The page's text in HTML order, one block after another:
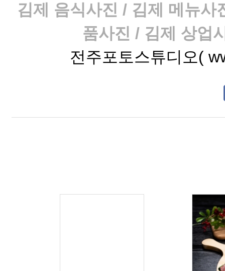
김제 음식사진 / 김제 메뉴
품사진 / 김제 상업
전주포토스튜디오(